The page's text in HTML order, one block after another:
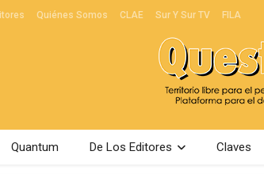
Quiénes Somos CLAE Sur Y Sur TV FILA
Quantum De Los Editores Claves